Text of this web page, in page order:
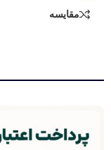
مقایسه